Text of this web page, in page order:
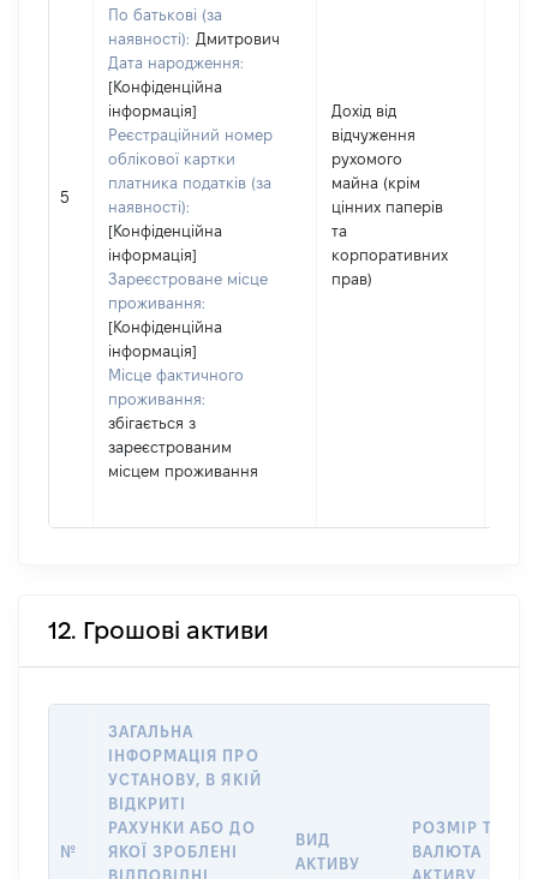
5
По батькові (за
наявності): Дмитрович
Дата народження:
[Конфіденційна
інформація]
Реєстраційний номер
облікової картки
платника податків (за
наявності):
[Конфіденційна
інформація]
Зареєстроване місце
проживання:
[Конфіденційна
інформація]
Місце фактичного
проживання:
збігається з
зареєстрованим
місцем проживання
Дохід від
відчуження
рухомого
майна (крім
цінних паперів
та
корпоративних
прав)
12. Грошові активи
№
ЗАГАЛЬНА
ІНФОРМАЦІЯ ПРО
УСТАНОВУ, В ЯКІЙ
ВІДКРИТІ
РАХУНКИ АБО ДО
ЯКОЇ ЗРОБЛЕНІ
ВІДПОВІДНІ
ВИД
АКТИВУ
РОЗМІР ТА
ВАЛЮТА
АКТИВУ